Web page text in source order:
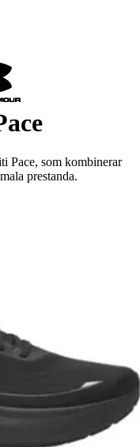
Pace, som kombinerar
prestanda.